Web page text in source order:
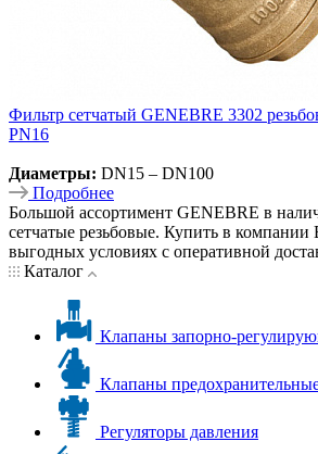
Фильтр сетчатый GENEBRE 3302
PN16
Диаметры: DN15 – DN100
Подробнее
Большой ассортимент GENEBRE в
сетчатые резьбовые. Купить в компании
выгодных условиях с оперативной
Каталог
Клапаны запорно-
Клапаны
Регуляторы давления